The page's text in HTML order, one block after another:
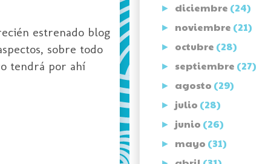
estrenado blog
sobre todo
tendrá por ahí
► diciembre (24)
► noviembre (21)
► octubre (28)
► septiembre (27)
► agosto (29)
► julio (28)
► junio (26)
► mayo (31)